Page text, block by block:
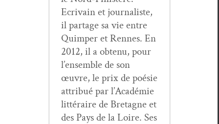
Ecrivain et jour­nal­iste,
il partage sa vie entre
Quim­per et Rennes. En
2012, il a obtenu, pour
l’ensemble de son
œuvre, le prix de poésie
attribué par l’Académie
lit­téraire de Bre­tagne et
des Pays de la Loire. Ses